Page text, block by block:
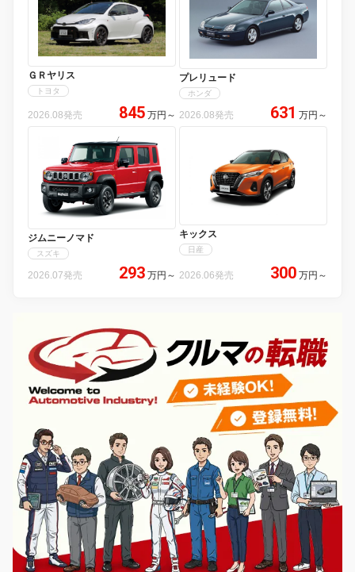
ＧＲヤリス
トヨタ
2026.08発売 845 万円 ～
プレリュード
ホンダ
2026.08発売 631 万円 ～
ジムニーノマド
スズキ
2026.07発売 293 万円 ～
キックス
日産
2026.06発売 300 万円 ～